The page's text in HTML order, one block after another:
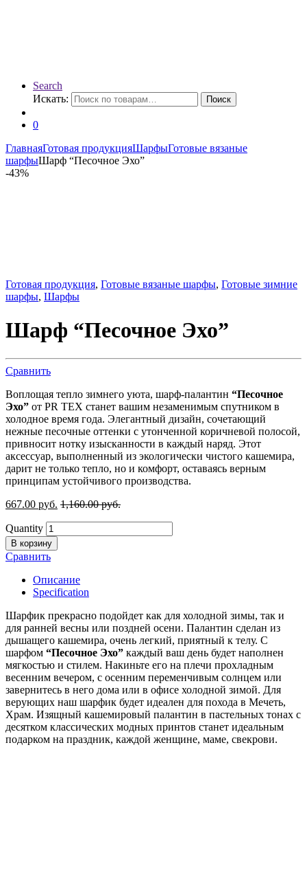
Search
Искать:
Поиск
0
ГлавнаяГотовая продукцияШарфыГотовые вязаные
шарфыШарф “Песочное Эхо”
-43%
Готовая продукция, Готовые вязаные шарфы, Готовые зимние
шарфы, Шарфы
Шарф “Песочное Эхо”
Сравнить
Воплощая тепло зимнего уюта, шарф-палантин “Песочное
Эхо” от PR TEX станет вашим незаменимым спутником в
холодное время года. Элегантный дизайн, сочетающий
нежные песочные оттенки с утонченной коричневой полосой,
привносит нотку изысканности в каждый наряд. Этот
аксессуар, выполненный из экологически чистого кашемира,
дарит не только тепло, но и комфорт, оставаясь верным
принципам устойчивого производства.
667.00 руб. 1,160.00руб.
Quantity
В корзину
Сравнить
Описание
Specification
Шарфик прекрасно подойдет как для холодной зимы, так и
для ранней весны или поздней осени. Палантин сделан из
дышащего кашемира, очень легкий, приятный к телу. С
шарфом “Песочное Эхо” каждый ваш день будет наполнен
мягкостью и стилем. Накиньте его на плечи прохладным
весенним вечером, с осенним переменчивым солнцем или
завернитесь в него дома или в офисе холодной зимой. Для
верующих наш шарфик будет идеален для похода в Мечеть,
Храм. Изящный кашемировый палантин в пастельных тонах с
десятком классических модных принтов станет идеальным
подарком на праздник, каждой женщине, маме, свекрови.